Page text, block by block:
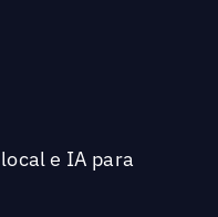
e IA para